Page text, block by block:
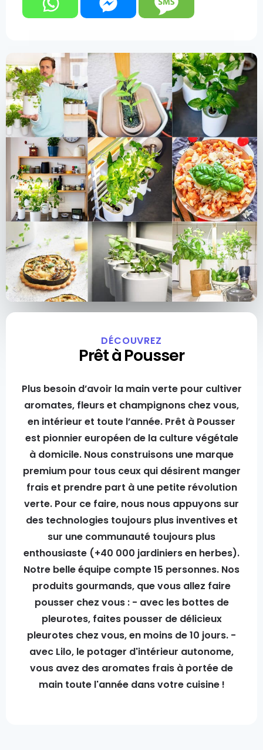
DÉCOUVREZ
Prêt à Pousser
Plus besoin d’avoir la main verte pour cultiver
aromates, fleurs et champignons chez vous,
en intérieur et toute l’année. Prêt à Pousser
est pionnier européen de la culture végétale
à domicile. Nous construisons une marque
premium pour tous ceux qui désirent manger
frais et prendre part à une petite révolution
verte. Pour ce faire, nous nous appuyons sur
des technologies toujours plus inventives et
sur une communauté toujours plus
enthousiaste (+40 000 jardiniers en herbes).
Notre belle équipe compte 15 personnes. Nos
produits gourmands, que vous allez faire
pousser chez vous : - avec les bottes de
pleurotes, faites pousser de délicieux
pleurotes chez vous, en moins de 10 jours. -
avec Lilo, le potager d'intérieur autonome,
vous avez des aromates frais à portée de
main toute l'année dans votre cuisine !